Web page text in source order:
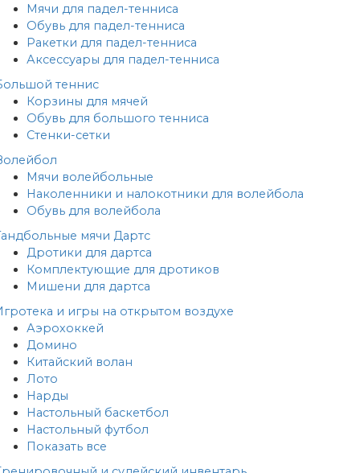
Мячи для падел-тенниса
Обувь для падел-тенниса
Ракетки для падел-тенниса
Аксессуары для падел-тенниса
теннис
Корзины для мячей
Обувь для большого тенниса
Стенки-сетки
Мячи волейбольные
Наколенники и налокотники для волейбола
Обувь для волейбола
мячи Дартс
Дротики для дартса
Комплектующие для дротиков
Мишени для дартса
и игры на открытом воздухе
Аэрохоккей
Домино
Китайский волан
Лото
Нарды
Настольный баскетбол
Настольный футбол
Показать все